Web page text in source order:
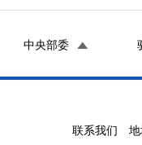
中央部委
联系我们 地